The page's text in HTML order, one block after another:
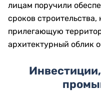
лицам поручили
сроков строительства,
прилегающую
архитектурный облик